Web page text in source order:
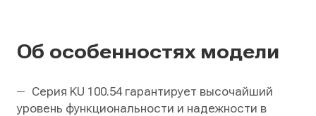
Об особенностях модели
Серия KU 100.54 гарантирует высочайший
уровень функциональности и надежности в